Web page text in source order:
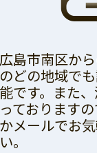
広島市南区か
のどの地域で
能です。また
っております
かメールでお
い。